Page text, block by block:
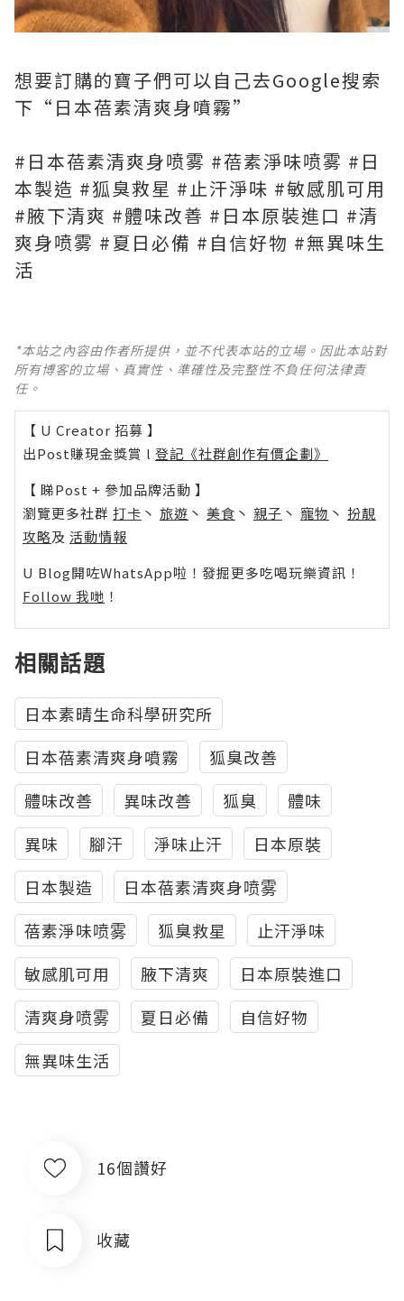
想要訂購的寶子們可以自己去Google搜索
下“日本蓓素清爽身噴霧”
#日本蓓素清爽身喷雾 #蓓素淨味喷雾 #日
本製造 #狐臭救星 #止汗淨味 #敏感肌可用
#腋下清爽 #體味改善 #日本原裝進口 #清
爽身喷雾 #夏日必備 #自信好物 #無異味生
活
*本站之內容由作者所提供，並不代表本站的立場。因此本站對
所有博客的立場、真實性、準確性及完整性不負任何法律責
任。
【 U Creator 招募 】
出Post賺現金獎賞 l 登記《社群創作有價企劃》
【 睇Post + 參加品牌活動 】
瀏覽更多社群 打卡 丶 旅遊 丶 美食 丶 親子 丶 寵物 丶 扮靚
攻略及 活動情報
U Blog開咗WhatsApp啦！發掘更多吃喝玩樂資訊！
Follow 我哋 ！
相關話題
日本素晴生命科學研究所
日本蓓素清爽身噴霧
狐臭改善
體味改善
異味改善 狐臭
體味
異味
腳汗 淨味止汗
日本原裝
日本製造
日本蓓素清爽身喷雾
蓓素淨味喷雾
狐臭救星
止汗淨味
敏感肌可用
腋下清爽
日本原裝進口
清爽身喷雾
夏日必備
自信好物
無異味生活
16個讚好
收藏